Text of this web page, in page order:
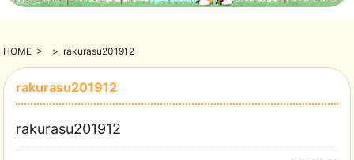
HOME > > rakurasu201912
rakurasu201912
rakurasu201912